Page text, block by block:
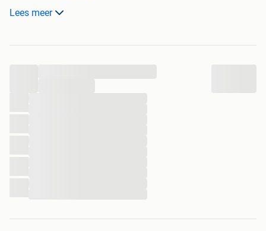
Mouwlengte: 44cm
Slechts enkele keren gedragen, dus in zeer goede staat
Lees meer